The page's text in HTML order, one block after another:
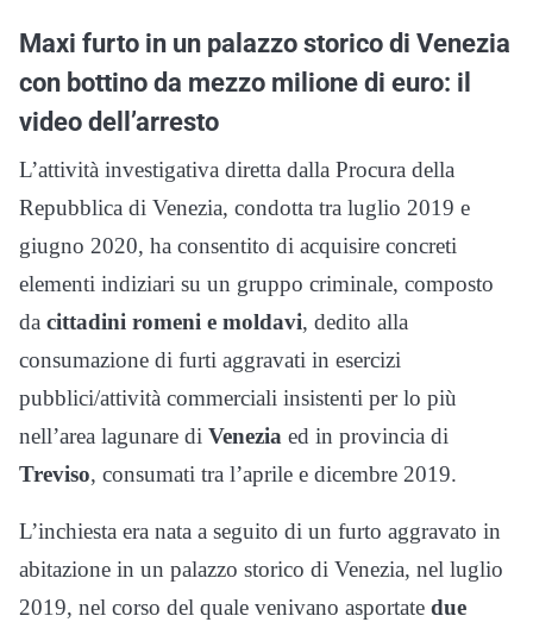
Maxi furto in un palazzo storico di Venezia
con bottino da mezzo milione di euro: il
video dell’arresto
L’attività investigativa diretta dalla Procura della
Repubblica di Venezia, condotta tra luglio 2019 e
giugno 2020, ha consentito di acquisire concreti
elementi indiziari su un gruppo criminale, composto
da cittadini romeni e moldavi, dedito alla
consumazione di furti aggravati in esercizi
pubblici/attività commerciali insistenti per lo più
nell’area lagunare di Venezia ed in provincia di
Treviso, consumati tra l’aprile e dicembre 2019.
L’inchiesta era nata a seguito di un furto aggravato in
abitazione in un palazzo storico di Venezia, nel luglio
2019, nel corso del quale venivano asportate due